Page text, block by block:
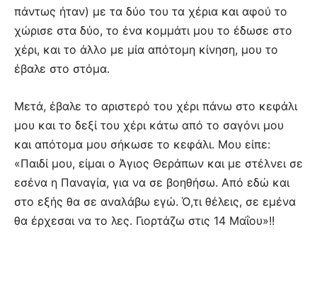
πάντως ήταν) με τα δύο του τα χέρια και αφού το
χώρισε στα δύο, το ένα κομμάτι μου το έδωσε στο
χέρι, και το άλλο με μία απότομη κίνηση, μου το
έβαλε στο στόμα.
Μετά, έβαλε το αριστερό του χέρι πάνω στο κεφάλι
μου και το δεξί του χέρι κάτω από το σαγόνι μου
και απότομα μου σήκωσε το κεφάλι. Μου είπε:
«Παιδί μου, είμαι ο Άγιος Θεράπων και με στέλνει σε
εσένα η Παναγία, για να σε βοηθήσω. Από εδώ και
στο εξής θα σε αναλάβω εγώ. Ό,τι θέλεις, σε εμένα
θα έρχεσαι να το λες. Γιορτάζω στις 14 Μαΐου»!!